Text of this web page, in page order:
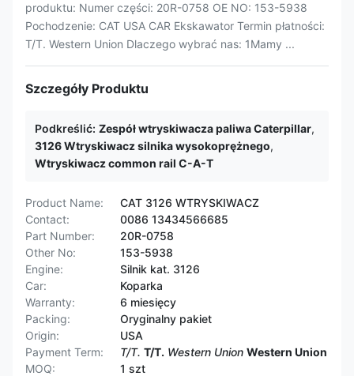
produktu: Numer części: 20R-0758 OE NO: 153-5938
Pochodzenie: CAT USA CAR Ekskawator Termin płatności:
T/T. Western Union Dlaczego wybrać nas: 1Mamy ...
Szczegóły Produktu
Podkreślić: Zespół wtryskiwacza paliwa Caterpillar,
3126 Wtryskiwacz silnika wysokoprężnego,
Wtryskiwacz common rail C-A-T
Product Name:
CAT 3126 WTRYSKIWACZ
Contact:
0086 13434566685
Part Number:
20R-0758
Other No:
153-5938
Engine:
Silnik kat. 3126
Car:
Koparka
Warranty:
6 miesięcy
Packing:
Oryginalny pakiet
Origin:
USA
Payment Term:
T/T. T/T. Western Union Western Union
MOQ:
1 szt